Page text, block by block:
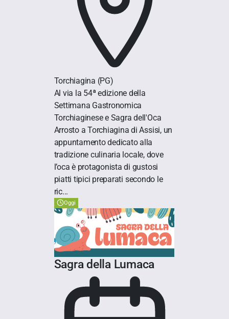
Torchiagina (PG)
Al via la 54ª edizione della
Settimana Gastronomica
Torchiaginese e Sagra dell'Oca
Arrosto a Torchiagina di Assisi, un
appuntamento dedicato alla
tradizione culinaria locale, dove
l’oca è protagonista di gustosi
piatti tipici preparati secondo le
ric...
Oggi
Sagra della Lumaca